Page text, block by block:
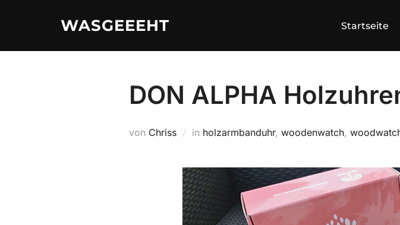
WASGEEEHT Startseite
DON ALPHA
von Chriss in holzarmbanduhr, woodenwatch,